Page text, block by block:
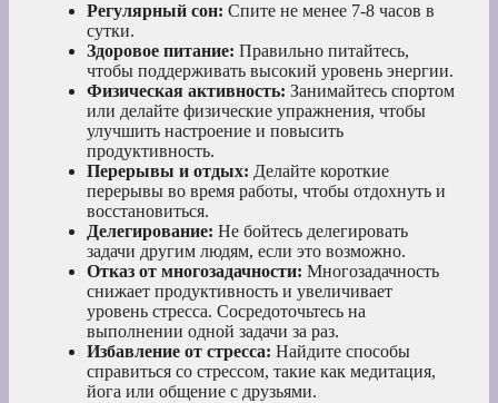
Регулярный сон: Спите не менее 7-8 часов в
сутки.
Здоровое питание: Правильно питайтесь,
чтобы поддерживать высокий уровень энергии.
Физическая активность: Занимайтесь спортом
или делайте физические упражнения, чтобы
улучшить настроение и повысить
продуктивность.
Перерывы и отдых: Делайте короткие
перерывы во время работы, чтобы отдохнуть и
восстановиться.
Делегирование: Не бойтесь делегировать
задачи другим людям, если это возможно.
Отказ от многозадачности: Многозадачность
снижает продуктивность и увеличивает
уровень стресса. Сосредоточьтесь на
выполнении одной задачи за раз.
Избавление от стресса: Найдите способы
справиться со стрессом, такие как медитация,
йога или общение с друзьями.